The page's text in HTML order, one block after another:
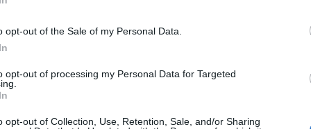
opt-out of the Sale of my Personal Data.
opt-out of processing my Personal Data for Targeted
opt-out of Collection, Use, Retention, Sale, and/or Sharing
Társaság